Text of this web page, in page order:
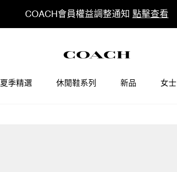
COACH會員權益調整通知 點擊查看
夏季精選 休閒鞋系列 新品 女士